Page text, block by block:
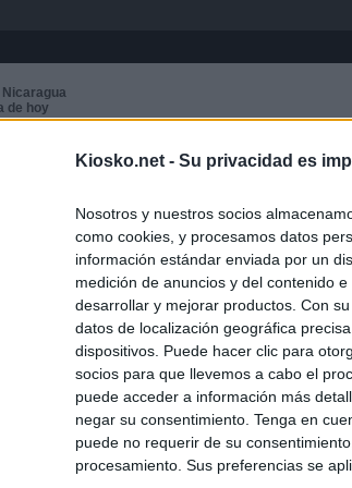
Kiosko.net - Su privacidad es
Nosotros y nuestros socios
como cookies, y procesamos datos
información estándar enviada por un
medición de anuncios y del contenido
desarrollar y mejorar productos. Con
datos de localización geográfica
dispositivos. Puede hacer clic para
socios para que llevemos a cabo el
puede acceder a información más
negar su consentimiento. Tenga en
puede no requerir de su
procesamiento. Sus preferencias se
Nicaragua
de hoy
Últimas noticias
El PSOE denunciará ante la Fiscalía al
Madrid por el escándalo del ático
Herencia del escándalo Púnica y refugio de